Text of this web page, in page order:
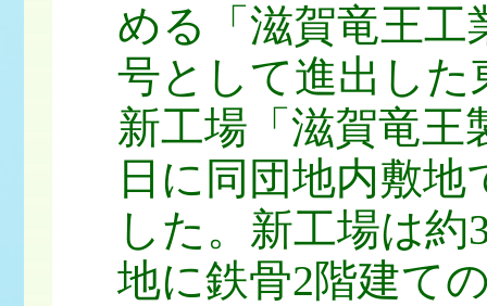
める「滋賀竜王工
号として進出した
新工場「滋賀竜王
日に同団地内敷
した。新工場は約
地に鉄骨2階建て